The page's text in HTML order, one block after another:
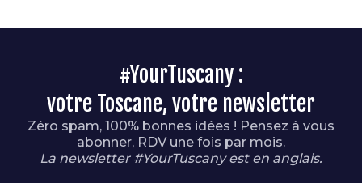
#YourTuscany :
votre Toscane, votre newsletter
Zéro spam, 100% bonnes idées ! Pensez à vous
abonner, RDV une fois par mois.
La newsletter #YourTuscany est en anglais.